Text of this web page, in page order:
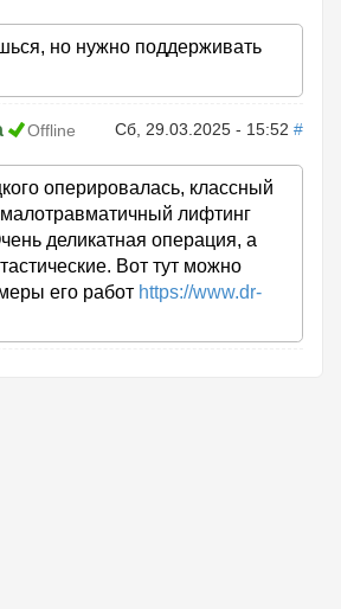
но нужно поддерживать
Offline Сб, 29.03.2025 - 15:52 #
оперировалась, классный
лифтинг
деликатная операция, а
Вот тут можно
его работ https://www.dr-